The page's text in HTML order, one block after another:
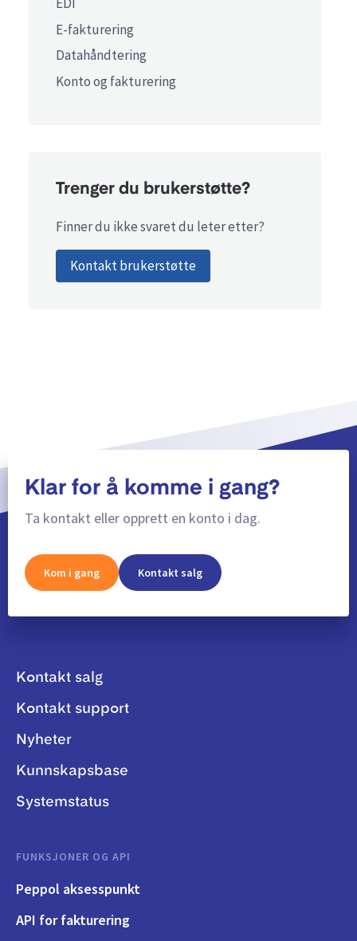
E-fakturering
Datahåndtering
Konto og fakturering
Trenger du brukerstøtte?
Finner du ikke svaret du leter etter?
Kontakt brukerstøtte
Klar for å komme i gang?
Ta kontakt eller opprett en konto i dag.
Kom i gang Kontakt salg
Kontakt salg
Kontakt support
Nyheter
Kunnskapsbase
Systemstatus
FUNKSJONER OG API
Peppol aksesspunkt
API for fakturering